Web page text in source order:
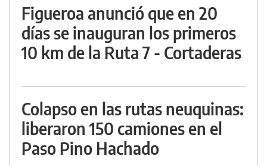
Figueroa anunció que en 20
días se inauguran los primeros
10 km de la Ruta 7 - Cortaderas
Colapso en las rutas neuquinas:
liberaron 150 camiones en el
Paso Pino Hachado